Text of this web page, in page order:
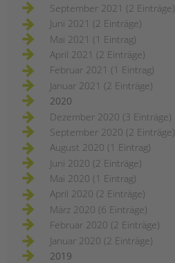
September 2021 (2 Einträge)
Juni 2021 (2 Einträge)
Mai 2021 (1 Eintrag)
April 2021 (2 Einträge)
Februar 2021 (1 Eintrag)
Januar 2021 (2 Einträge)
2020
Dezember 2020 (3 Einträge)
September 2020 (2 Einträge)
August 2020 (1 Eintrag)
Juni 2020 (2 Einträge)
Mai 2020 (1 Eintrag)
April 2020 (2 Einträge)
März 2020 (6 Einträge)
Februar 2020 (2 Einträge)
Januar 2020 (2 Einträge)
2019